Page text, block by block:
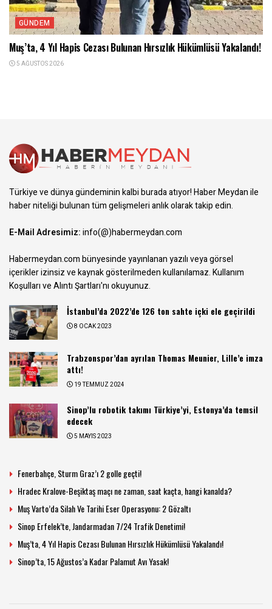
GÜNDEM
Muş’ta, 4 Yıl Hapis Cezası Bulunan Hırsızlık Hükümlüsü Yakalandı!
5 AĞUSTOS 2026
Türkiye ve dünya gündeminin kalbi burada atıyor! Haber Meydan ile
haber niteliği bulunan tüm gelişmeleri anlık olarak takip edin.
E-Mail Adresimiz:info(@)habermeydan.com
Habermeydan.com bünyesinde yayınlanan yazılı veya görsel
içerikler izinsiz ve kaynak gösterilmeden kullanılamaz.Kullanım
Koşulları ve Alıntı Şartları'nı okuyunuz.
İstanbul’da 2022’de 126 ton sahte içki ele geçirildi
8 OCAK 2023
Trabzonspor’dan ayrılan Thomas Meunier, Lille’e imza
attı!
19 TEMMUZ 2024
Sinop’lu robotik takımı Türkiye’yi, Estonya’da temsil
edecek
5 MAYIS 2023
Fenerbahçe, Sturm Graz’ı 2 golle geçti!
Hradec Kralove-Beşiktaş maçı ne zaman, saat kaçta, hangi kanalda?
Muş Varto’da Silah Ve Tarihi Eser Operasyonu: 2 Gözaltı
Sinop Erfelek’te, Jandarmadan 7/24 Trafik Denetimi!
Muş’ta, 4 Yıl Hapis Cezası Bulunan Hırsızlık Hükümlüsü Yakalandı!
Sinop’ta, 15 Ağustos’a Kadar Palamut Avı Yasak!